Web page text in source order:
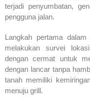
terjadi penyumbatan,
pengguna jalan.
Langkah pertama
melakukan survei
dengan cermat untuk
dengan lancar tanpa
tanah memiliki
menuju grill.